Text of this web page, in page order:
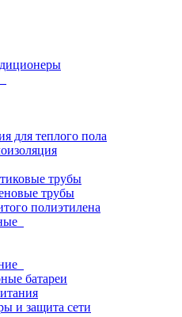
для теплого пола
трубы
трубы
полиэтилена
батареи
и защита сети